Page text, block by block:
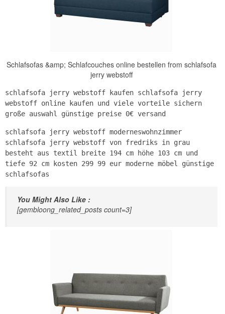
Schlafsofas &amp; Schlafcouches online bestellen from schlafsofa
jerry webstoff
schlafsofa jerry webstoff kaufen schlafsofa jerry
webstoff online kaufen und viele vorteile sichern
große auswahl günstige preise 0€ versand
schlafsofa jerry webstoff moderneswohnzimmer
schlafsofa jerry webstoff von fredriks in grau
besteht aus textil breite 194 cm höhe 103 cm und
tiefe 92 cm kosten 299 99 eur moderne möbel günstige
schlafsofas
You Might Also Like :
[gembloong_related_posts count=3]